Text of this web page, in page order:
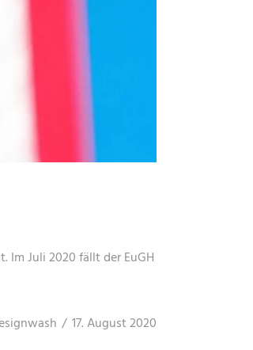
Im Juli 2020 fällt der EuGH
17. August 2020